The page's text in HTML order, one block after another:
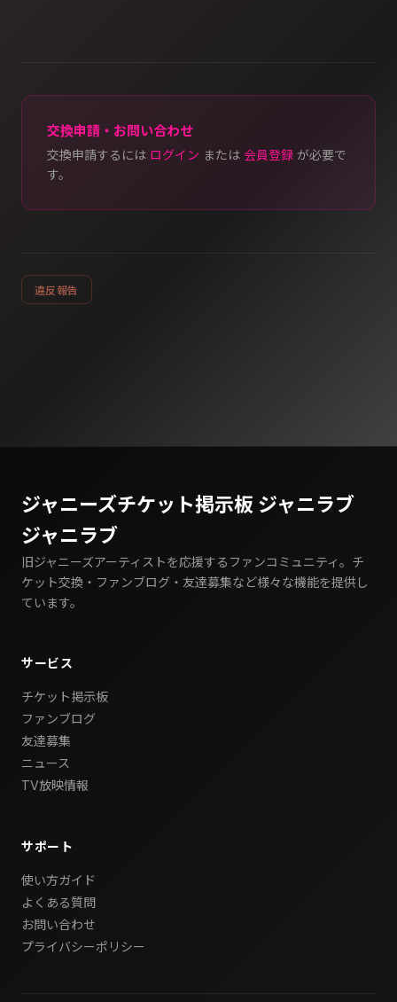
交換申請・お問い合わせ
交換申請するには ログイン または 会員登録 が必要で
す。
違反報告
ジャニーズチケット掲示板 ジャニラブ
ジャニラブ
旧ジャニーズアーティストを応援するファンコミュニティ。チ
ケット交換・ファンブログ・友達募集など様々な機能を提供し
ています。
サービス
チケット掲示板
ファンブログ
友達募集
ニュース
TV放映情報
サポート
使い方ガイド
よくある質問
お問い合わせ
プライバシーポリシー